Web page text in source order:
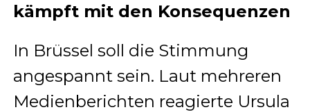
kämpft mit den Konsequenzen
In Brüssel soll die Stimmung
angespannt sein. Laut mehreren
Medienberichten reagierte Ursula